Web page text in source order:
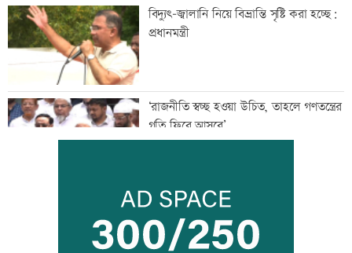
বিদ্যুৎ-জ্বালানি নিয়ে বিভ্রান্তি সৃষ্টি করা হচ্ছে:
প্রধানমন্ত্রী
‘রাজনীতি স্বচ্ছ হওয়া উচিত, তাহলে গণতন্ত্রের
গতি ফিরে আসবে’
সঠিক সময়ে আসেননি পরীমনি, পেছালো
শুনানি